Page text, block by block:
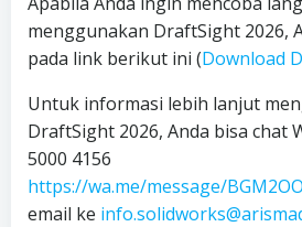
menggunakan DraftSight 2026,
pada link berikut ini (Download
Untuk informasi lebih lanjut
DraftSight 2026, Anda bisa chat
5000 4156
https://wa.me/message/
email ke